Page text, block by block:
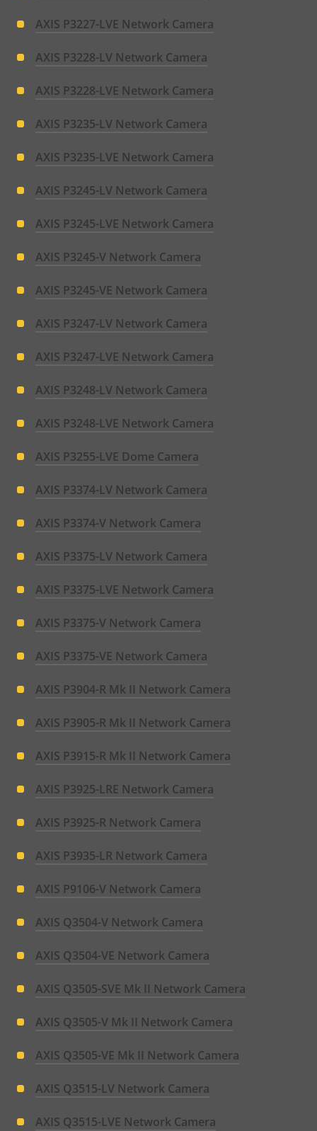
AXIS P3227-LVE Network Camera
AXIS P3228-LV Network Camera
AXIS P3228-LVE Network Camera
AXIS P3235-LV Network Camera
AXIS P3235-LVE Network Camera
AXIS P3245-LV Network Camera
AXIS P3245-LVE Network Camera
AXIS P3245-V Network Camera
AXIS P3245-VE Network Camera
AXIS P3247-LV Network Camera
AXIS P3247-LVE Network Camera
AXIS P3248-LV Network Camera
AXIS P3248-LVE Network Camera
AXIS P3255-LVE Dome Camera
AXIS P3374-LV Network Camera
AXIS P3374-V Network Camera
AXIS P3375-LV Network Camera
AXIS P3375-LVE Network Camera
AXIS P3375-V Network Camera
AXIS P3375-VE Network Camera
AXIS P3904-R Mk II Network Camera
AXIS P3905-R Mk II Network Camera
AXIS P3915-R Mk II Network Camera
AXIS P3925-LRE Network Camera
AXIS P3925-R Network Camera
AXIS P3935-LR Network Camera
AXIS P9106-V Network Camera
AXIS Q3504-V Network Camera
AXIS Q3504-VE Network Camera
AXIS Q3505-SVE Mk II Network Camera
AXIS Q3505-V Mk II Network Camera
AXIS Q3505-VE Mk II Network Camera
AXIS Q3515-LV Network Camera
AXIS Q3515-LVE Network Camera